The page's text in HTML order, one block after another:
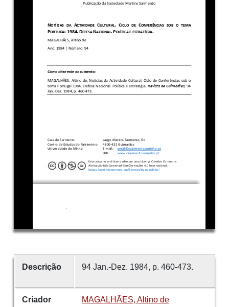
Descrição 94 Jan.-Dez. 1984, p. 460-473.
Criador MAGALHÃES, Altino de